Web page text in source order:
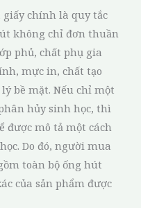
chính là quy tắc
không chỉ đơn thuần
phủ, chất phụ gia
mực in, chất tạo
bề mặt. Nếu chỉ một
hủy sinh học, thì
được mô tả một cách
Do đó, người mua
toàn bộ ống hút
của sản phẩm được